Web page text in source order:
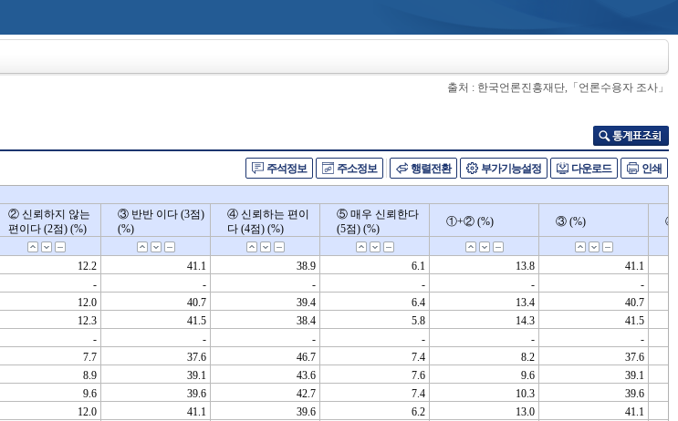
출처 : 한국언론진흥재단,「언론수용자 조사」
주석정보 주소정보 행렬전환 부가기능설정 다운로드 인쇄
② 신뢰하지 않는
편이다 (2점) (%)
③ 반반 이다 (3점)
(%)
④ 신뢰하는 편이
다 (4점) (%)
⑤ 매우 신뢰한다
(5점) (%)
①+② (%) ③ (%)
12.2 41.1 38.9 6.1 13.8
41.1
- - - - -
-
12.0 40.7 39.4 6.4 13.4
40.7
12.3 41.5 38.4 5.8 14.3
41.5
- - - - -
-
7.7 37.6 46.7 7.4 8.2
37.6
8.9 39.1 43.6 7.6 9.6
39.1
9.6 39.6 42.7 7.4 10.3
39.6
12.0 41.1 39.6 6.2 13.0
41.1
② 신뢰하지 않는
편이다 (2점) (%)
③ 반반 이다 (3점)
(%)
④ 신뢰하는 편이
다 (4점) (%)
⑤ 매우 신뢰한다
(5점) (%)
①+② (%) ③ (%)